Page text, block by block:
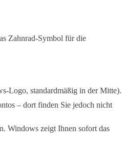
Zahnrad-Symbol für die
Logo, standardmäßig in der Mitte).
– dort finden Sie jedoch nicht
Windows zeigt Ihnen sofort das